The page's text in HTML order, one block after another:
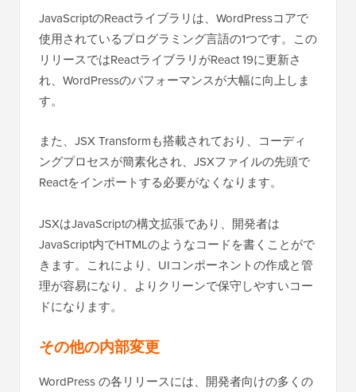
JavaScriptのReactライブラリは、WordPressコアで
使用されているプログラミング言語の1つです。この
リリースではReactライブラリがReact 19に更新さ
れ、WordPressのパフォーマンスが大幅に向上しま
す。
また、JSX Transformも搭載されており、コーディ
ングプロセスが簡素化され、JSXファイルの先頭で
Reactをインポートする必要がなくなります。
JSXはJavaScriptの構文拡張であり、開発者は
JavaScript内でHTMLのようなコードを書くことがで
きます。これにより、UIコンポーネントの作成と管
理が容易になり、よりクリーンで保守しやすいコー
ドになります。
その他の内部変更
WordPress の各リリースには、開発者向けの多くの